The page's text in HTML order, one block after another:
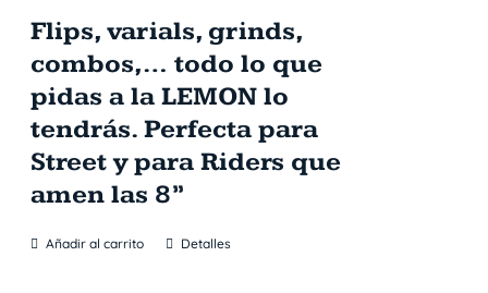
Flips, varials, grinds,
combos,… todo lo que
pidas a la LEMON lo
tendrás. Perfecta para
Street y para Riders que
amen las 8”
Añadir al carrito Detalles